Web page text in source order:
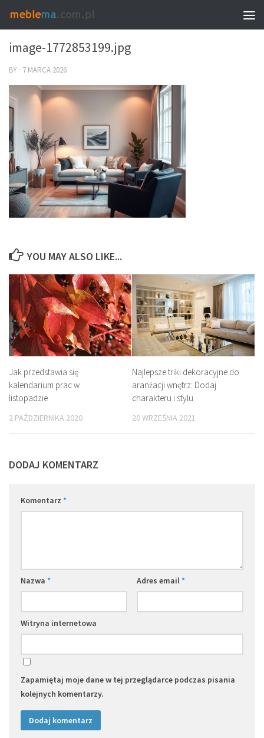
0
image-1772853199.jpg
BY · 7 MARCA 2026
YOU MAY ALSO LIKE...
Jak przedstawia się
kalendarium prac w
listopadzie
2 PAŹDZIERNIKA 2020
Najlepsze triki dekoracyjne do
aranżacji wnętrz: Dodaj
charakteru i stylu
20 WRZEŚNIA 2021
DODAJ KOMENTARZ
Komentarz *
Nazwa * Adres email*
Witryna internetowa
Zapamiętaj moje dane w tej przeglądarce podczas pisania
kolejnych komentarzy.